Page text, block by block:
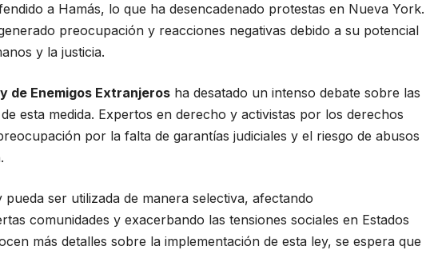
a Hamás, lo que ha desencadenado protestas en Nueva York.
preocupación y reacciones negativas debido a su potencial
y la justicia.
de Enemigos Extranjeros ha desatado un intenso debate sobre las
esta medida. Expertos en derecho y activistas por los derechos
por la falta de garantías judiciales y el riesgo de abusos
pueda ser utilizada de manera selectiva, afectando
comunidades y exacerbando las tensiones sociales en Estados
más detalles sobre la implementación de esta ley, se espera que